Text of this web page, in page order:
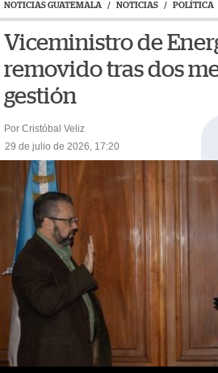
NOTICIAS GUATEMALA / NOTICIAS / POLÍTICA
Viceministro de
removido tras dos
gestión
Por Cristóbal Veliz
29 de julio de 2026, 17:20